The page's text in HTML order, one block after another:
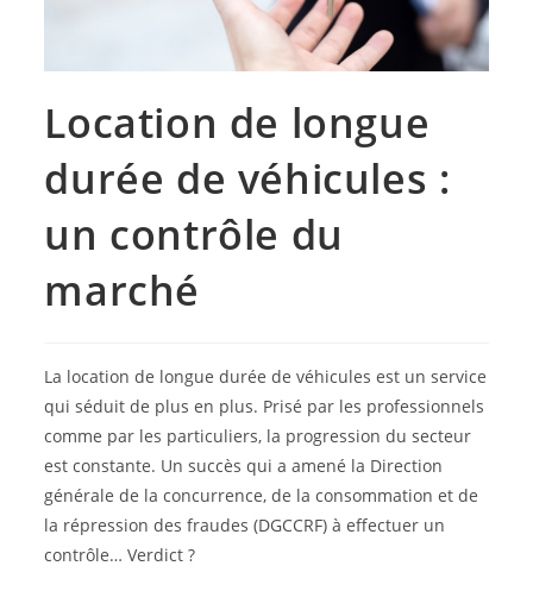
Location de longue
durée de véhicules :
un contrôle du
marché
La location de longue durée de véhicules est un service
qui séduit de plus en plus. Prisé par les professionnels
comme par les particuliers, la progression du secteur
est constante. Un succès qui a amené la Direction
générale de la concurrence, de la consommation et de
la répression des fraudes (DGCCRF) à effectuer un
contrôle… Verdict ?